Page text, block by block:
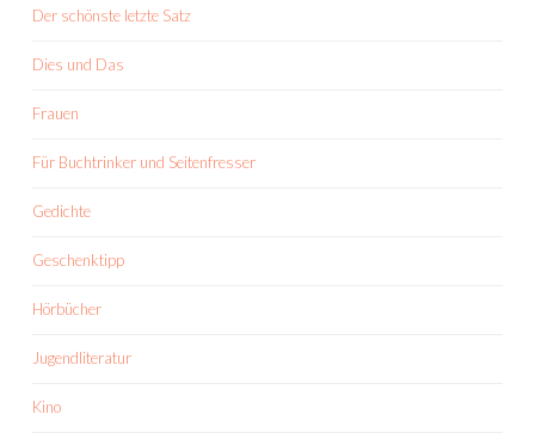
Der schönste letzte Satz
Dies und Das
Frauen
Für Buchtrinker und Seitenfresser
Gedichte
Geschenktipp
Hörbücher
Jugendliteratur
Kino